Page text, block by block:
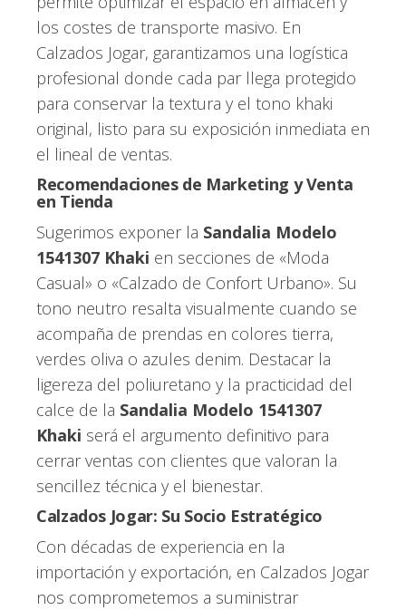
los costes de transporte masivo. En
Calzados Jogar, garantizamos una logística
profesional donde cada par llega protegido
para conservar la textura y el tono khaki
original, listo para su exposición inmediata en
el lineal de ventas.
Recomendaciones de Marketing y Venta
en Tienda
Sugerimos exponer la Sandalia Modelo
1541307 Khaki en secciones de «Moda
Casual» o «Calzado de Confort Urbano». Su
tono neutro resalta visualmente cuando se
acompaña de prendas en colores tierra,
verdes oliva o azules denim. Destacar la
ligereza del poliuretano y la practicidad del
calce de la Sandalia Modelo 1541307
Khaki será el argumento definitivo para
cerrar ventas con clientes que valoran la
sencillez técnica y el bienestar.
Calzados Jogar: Su Socio Estratégico
Con décadas de experiencia en la
importación y exportación, en Calzados Jogar
nos comprometemos a suministrar